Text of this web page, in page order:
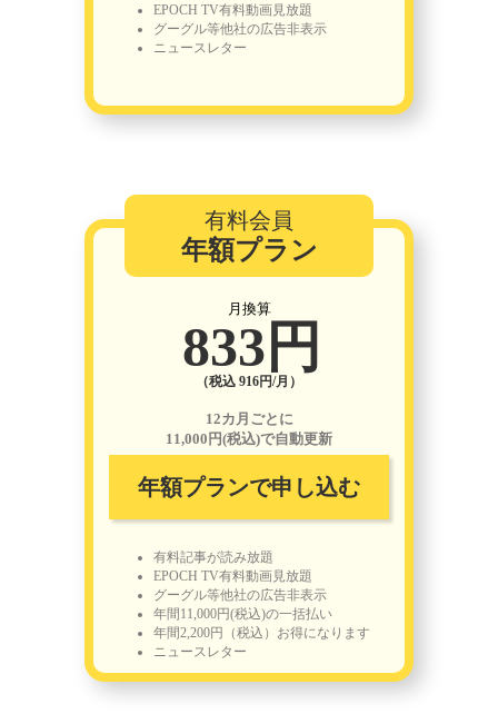
EPOCH TV有料動画見放題
グーグル等他社の広告非表示
ニュースレター
有料会員
年額プラン
月換算
833円
（税込 916円/月）
12カ月ごとに
11,000円(税込)で自動更新
年額プランで申し込む
有料記事が読み放題
EPOCH TV有料動画見放題
グーグル等他社の広告非表示
年間11,000円(税込)の一括払い
年間2,200円（税込）お得になります
ニュースレター